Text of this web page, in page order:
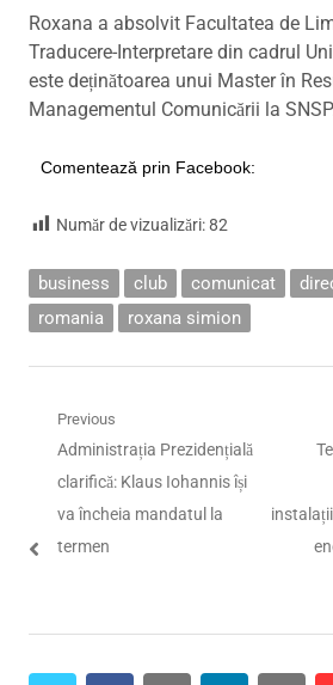
Roxana a absolvit Facultatea de
Traducere-Interpretare din cadrul
este deținătoarea unui Master în
Managementul Comunicării la
Comentează prin Facebook:
Număr de vizualizări:82
business club comunicat
romania
roxana simion
Navigare
articole
Previous
Previous
post:
Administrația Prezidențială
clarifică: Klaus Iohannis își
va încheia mandatul la
termen